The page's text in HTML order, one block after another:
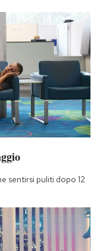
sentirsi puliti dopo 12